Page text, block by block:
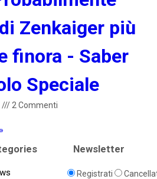
Zenkaiger più
finora - Saber
Speciale
/// 2 Commenti
Newsletter
Registrati